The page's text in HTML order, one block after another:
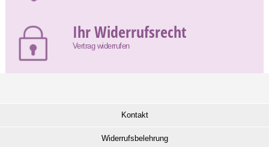
Ihr Widerrufsrecht
Vertrag widerrufen
Kontakt
Widerrufsbelehrung